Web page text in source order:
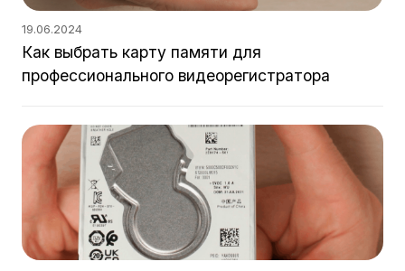
19.06.2024
Как выбрать карту памяти для
профессионального видеорегистратора